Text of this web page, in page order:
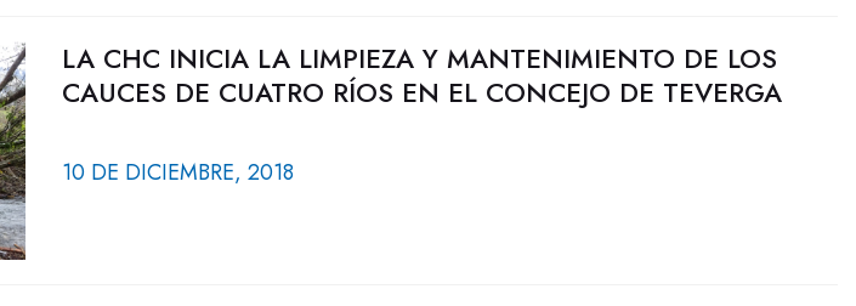
LA CHC INICIA LA LIMPIEZA Y MANTENIMIENTO DE LOS
CAUCES DE CUATRO RÍOS EN EL CONCEJO DE TEVERGA
10 DE DICIEMBRE, 2018